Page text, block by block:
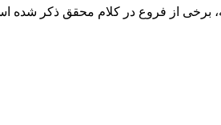
اساس استفاضه، برخی از فروع در کلام